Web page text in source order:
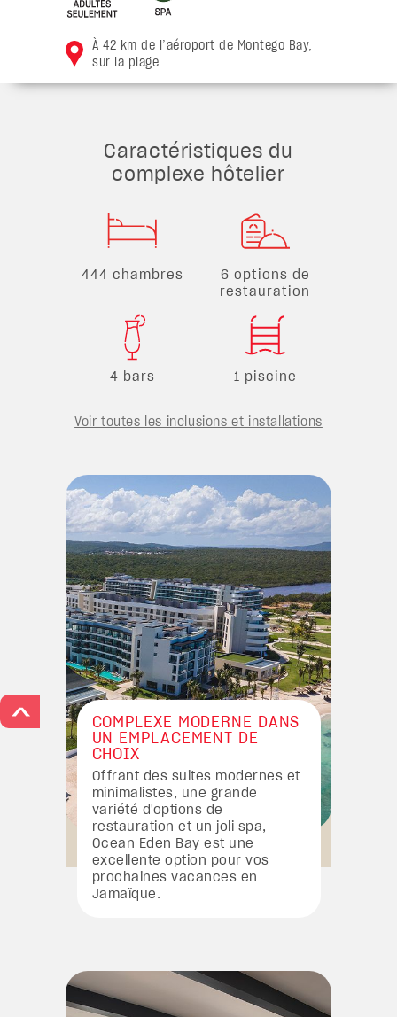
À 42 km de l’aéroport de Montego Bay,
sur la plage
Caractéristiques du
complexe hôtelier
444 chambres
6 options de
restauration
4 bars 1 piscine
Voir toutes les inclusions et installations
COMPLEXE MODERNE DANS
UN EMPLACEMENT DE
CHOIX
Offrant des suites modernes et
minimalistes, une grande
variété d'options de
restauration et un joli spa,
Ocean Eden Bay est une
excellente option pour vos
prochaines vacances en
Jamaïque.